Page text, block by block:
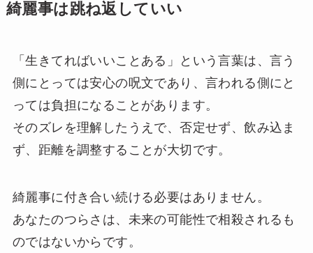
綺麗事は跳ね返していい
「生きてればいいことある」という言葉は、言う
側にとっては安心の呪文であり、言われる側にと
っては負担になることがあります。
そのズレを理解したうえで、否定せず、飲み込ま
ず、距離を調整することが大切です。
綺麗事に付き合い続ける必要はありません。
あなたのつらさは、未来の可能性で相殺されるも
のではないからです。